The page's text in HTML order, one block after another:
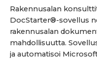
Rakennusalan
DocStarter®-sovellus
rakennusalan
mahdollisuutta.
ja automatisoi